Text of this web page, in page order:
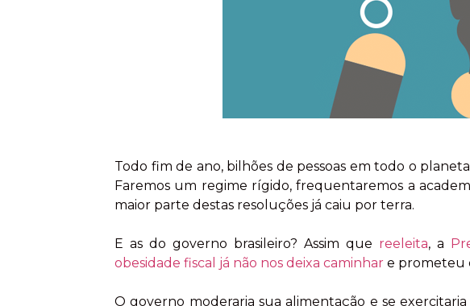
Todo fim de ano, bilhões de pessoas em todo o
Faremos um regime rígido, frequentaremos a
maior parte destas resoluções já caiu por terra.
E as do governo brasileiro? Assim que reeleita, a
obesidade fiscal já não nos deixa caminhar e prometeu
O governo moderaria sua alimentação e se